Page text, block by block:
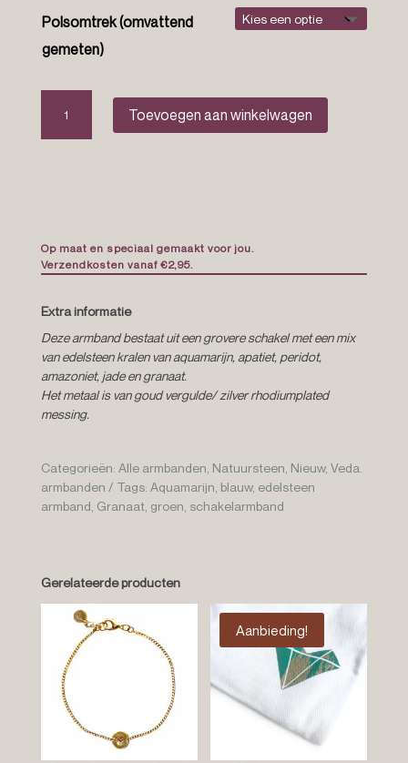
Polsomtrek (omvattend
gemeten)
armband
“Polly”
Toevoegen aan winkelwagen
Op maat en speciaal gemaakt voor jou.
Verzendkosten vanaf €2,95.
Extra informatie
Deze armband bestaat uit een grovere schakel met een mix
van edelsteen kralen van aquamarijn, apatiet, peridot,
amazoniet, jade en granaat.
Het metaal is van goud vergulde/ zilver rhodiumplated
messing.
Categorieën: Alle armbanden Natuursteen Nieuw, Veda.
armbanden
Tags: Aquamarijn blauw, edelsteen
armband Granaat, groen schakelarmband
Gerelateerde producten
Aanbieding!